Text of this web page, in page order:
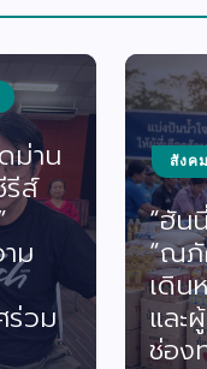
ม่าน
รีส์
ม
ร่วม
สังค
“ฮัน
“ณภั
เดิน
และ
ช่อง